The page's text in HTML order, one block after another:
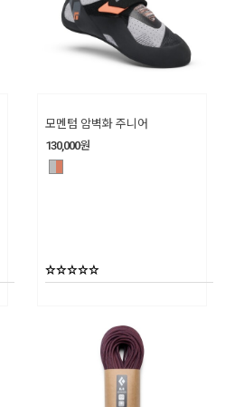
모멘텀 암벽화 주니어
130,000원